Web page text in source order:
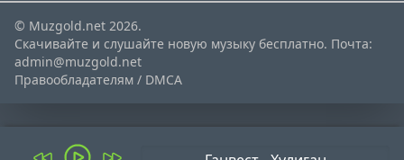
© Muzgold.net 2026.
Скачивайте и слушайте новую музыку бесплатно. Почта:
admin@muzgold.net
Правообладателям / DMCA